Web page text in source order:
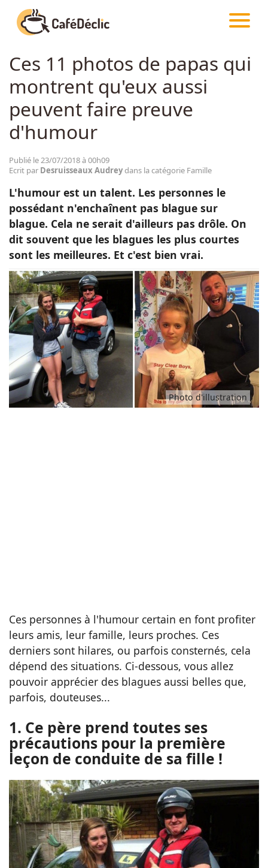
Créativité
Divertissement
Insolite
Emotion
Animaux
Famille
Santé
CAFÉDÉCLIC ARTICLES FAMILLE
Ces 11 photos de papas qui
montrent qu'eux aussi
peuvent faire preuve
d'humour
Publié le 23/07/2018 à 00h09
Ecrit par Desruisseaux Audreydans la catégorie Famille
L'humour est un talent. Les personnes le
possédant n'enchaînent pas blague sur
blague. Cela ne serait d'ailleurs pas drôle. On
dit souvent que les blagues les plus courtes
sont les meilleures. Et c'est bien vrai.
Photo d'illustration
Ces personnes à l'humour certain en font profiter
leurs amis, leur famille, leurs proches. Ces
derniers sont hilares, ou parfois consternés, cela
dépend des situations. Ci-dessous, vous allez
pouvoir apprécier des blagues aussi belles que,
parfois, douteuses...
1. Ce père prend toutes ses
précautions pour la première
leçon de conduite de sa fille !